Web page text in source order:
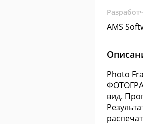
AMS
Photo
вид.